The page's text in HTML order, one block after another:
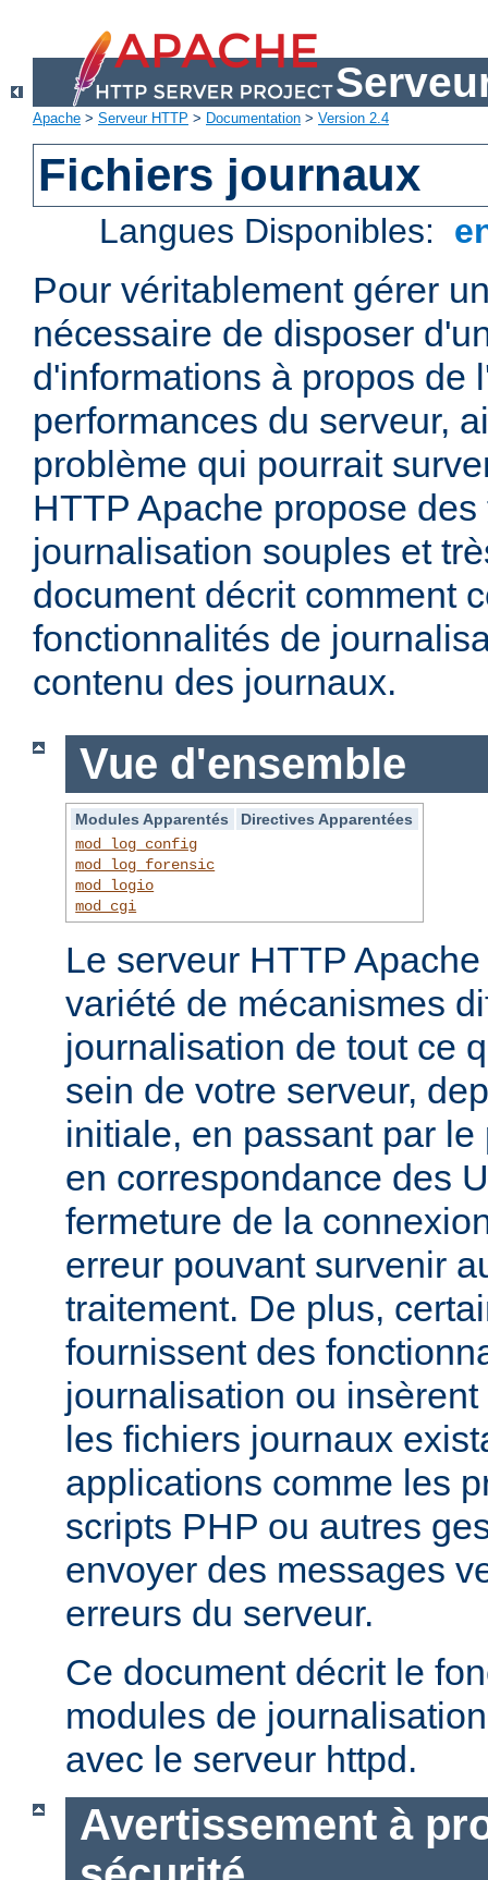
Apache > Serveur HTTP > Documentation > Version 2.4
Fichiers journaux
Langues Disponibles:
Pour véritablement gérer
nécessaire de disposer
d'informations à propos de
performances du serveur,
problème qui pourrait
HTTP Apache propose
journalisation souples et
document décrit comment
fonctionnalités de
contenu des journaux.
Vue d'ensemble
Modules Apparentés
Directives Apparentées
mod_log_config
mod_log_forensic
mod_logio
mod_cgi
Le serveur HTTP
variété de mécanismes
journalisation de tout ce
sein de votre serveur,
initiale, en passant par
en correspondance des
fermeture de la
erreur pouvant survenir
traitement. De plus,
fournissent des
journalisation ou
les fichiers journaux
applications comme les
scripts PHP ou autres
envoyer des messages
erreurs du serveur.
Ce document décrit le
modules de
avec le serveur httpd.
Avertissement à